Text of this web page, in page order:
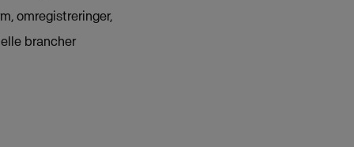
omregistreringer,
brancher